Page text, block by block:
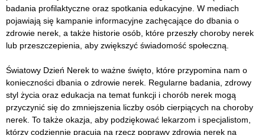
badania profilaktyczne oraz spotkania edukacyjne. W mediach
pojawiają się kampanie informacyjne zachęcające do dbania o
zdrowie nerek, a także historie osób, które przeszły choroby nerek
lub przeszczepienia, aby zwiększyć świadomość społeczną.
Światowy Dzień Nerek to ważne święto, które przypomina nam o
konieczności dbania o zdrowie nerek. Regularne badania, zdrowy
styl życia oraz edukacja na temat funkcji i chorób nerek mogą
przyczynić się do zmniejszenia liczby osób cierpiących na choroby
nerek. To także okazja, aby podziękować lekarzom i specjalistom,
którzy codziennie pracują na rzecz poprawy zdrowia nerek na